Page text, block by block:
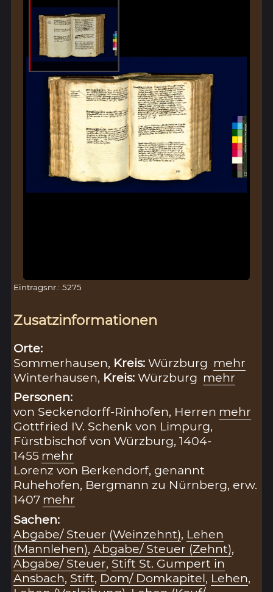
Eintragsnr.: 5275
Zusatzinformationen
Orte:
Sommerhausen, Kreis:Würzburg mehr
Winterhausen, Kreis:Würzburg mehr
Personen:
von Seckendorff-Rinhofen, Herren mehr
Gottfried IV. Schenk von Limpurg,
Fürstbischof von Würzburg, 1404-
1455 mehr
Lorenz von Berkendorf, genannt
Ruhehofen, Bergmann zu Nürnberg, erw.
1407 mehr
Sachen:
Abgabe/ Steuer (Weinzehnt), Lehen
(Mannlehen),Abgabe/ Steuer (Zehnt),
Abgabe/ Steuer, Stift St. Gumpert in
Ansbach, Stift, Dom/ Domkapitel, Lehen,